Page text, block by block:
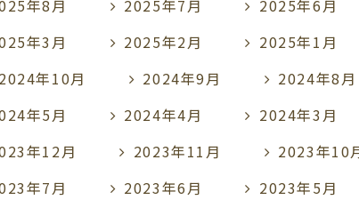
年8月 2025年7月 2025年6月
年3月 2025年2月 2025年1月
2024年10月 2024年9月 2024年8月
年5月 2024年4月 2024年3月
年12月 2023年11月 2023年10
年7月 2023年6月 2023年5月